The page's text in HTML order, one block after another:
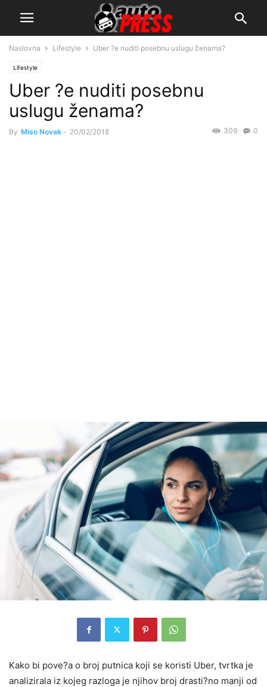
Naslovna Lifestyle Uber ?e nuditi posebnu uslugu ženama?
Lifestyle
Uber ?e nuditi posebnu
uslugu ženama?
By Miso Novak - 20/02/2018 0
309
Kako bi pove?a o broj putnica koji se koristi Uber, tvrtka je
analizirala iz kojeg razloga je njihov broj drasti?no manji od